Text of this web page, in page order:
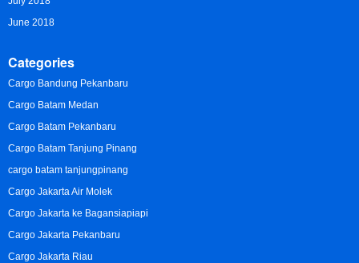
June 2018
Categories
Cargo Bandung Pekanbaru
Cargo Batam Medan
Cargo Batam Pekanbaru
Cargo Batam Tanjung Pinang
cargo batam tanjungpinang
Cargo Jakarta Air Molek
Cargo Jakarta ke Bagansiapiapi
Cargo Jakarta Pekanbaru
Cargo Jakarta Riau